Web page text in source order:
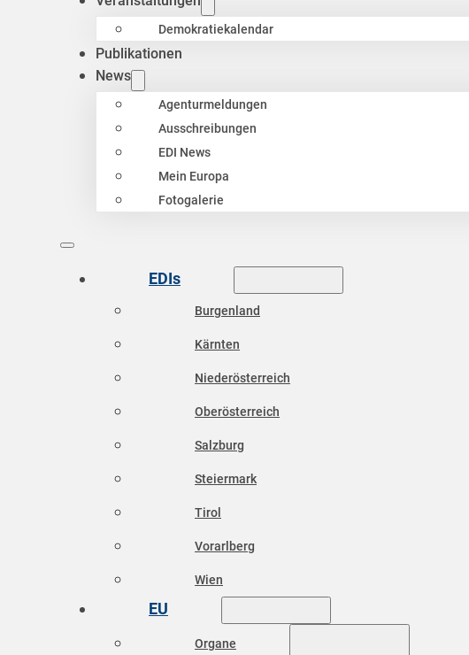
Demokratiekalendar
Publikationen
News
Agenturmeldungen
Ausschreibungen
EDI News
Mein Europa
Fotogalerie
EDIs
Burgenland
Kärnten
Niederösterreich
Oberösterreich
Salzburg
Steiermark
Tirol
Vorarlberg
Wien
EU
Organe